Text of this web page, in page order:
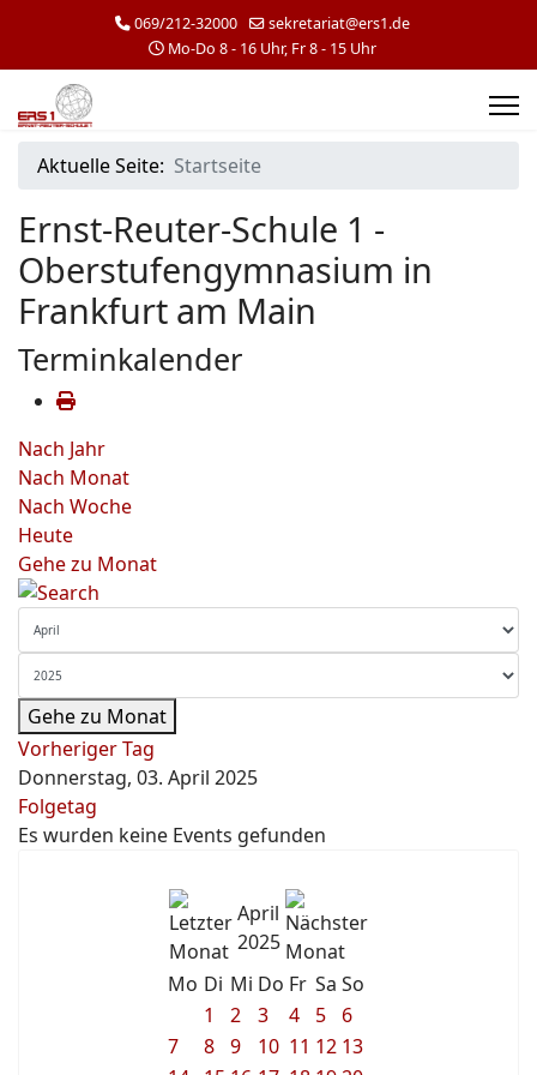
069/212-32000
sekretariat@ers1.de
Mo-Do 8 - 16 Uhr, Fr 8 - 15 Uhr
Aktuelle Seite: Startseite
Ernst-Reuter-Schule 1 -
Oberstufengymnasium in
Frankfurt am Main
Terminkalender
Nach Jahr
Nach Monat
Nach Woche
Heute
Gehe zu Monat
Gehe zu Monat
Vorheriger Tag
Donnerstag, 03. April 2025
Folgetag
Es wurden keine Events gefunden
April
2025
Mo Di Mi Do Fr Sa So
1
2 3 4 5
6
7
8 9 10 11 12 13